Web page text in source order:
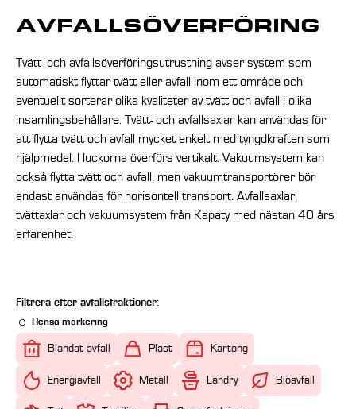
AVFALLSÖVERFÖRING
Tvätt- och avfallsöverföringsutrustning avser system som
automatiskt flyttar tvätt eller avfall inom ett område och
eventuellt sorterar olika kvaliteter av tvätt och avfall i olika
insamlingsbehållare. Tvätt- och avfallsaxlar kan användas för
att flytta tvätt och avfall mycket enkelt med tyngdkraften som
hjälpmedel. I luckorna överförs vertikalt. Vakuumsystem kan
också flytta tvätt och avfall, men vakuumtransportörer bör
endast användas för horisontell transport. Avfallsaxlar,
tvättaxlar och vakuumsystem från Kapaty med nästan 40 års
erfarenhet.
Filtrera efter avfallsfraktioner:
Rensa markering
Blandat avfall Plast Kartong
Energiavfall Metall Landry Bioavfall